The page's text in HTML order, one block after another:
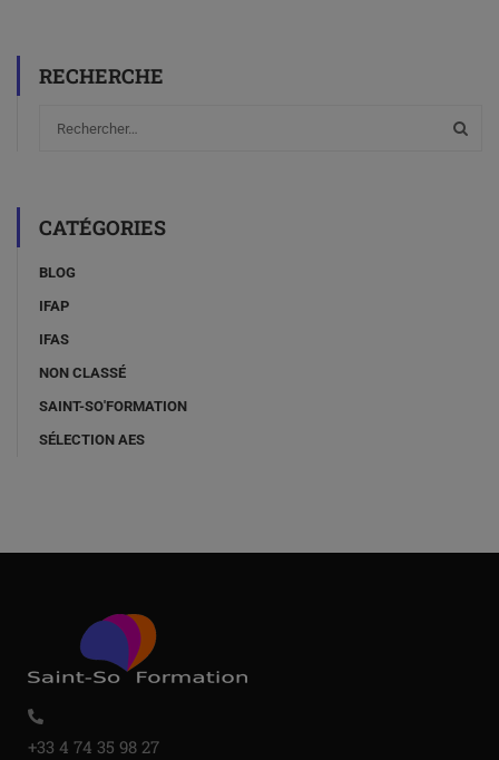
RECHERCHE
CATÉGORIES
BLOG
IFAP
IFAS
NON CLASSÉ
SAINT-SO'FORMATION
SÉLECTION AES
+33 4 74 35 98 27